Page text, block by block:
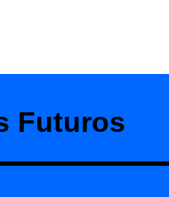
Futuros